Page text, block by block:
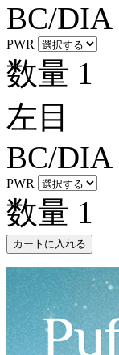
BC/DIA
PWR
数量 1
左目
BC/DIA
PWR
数量 1
カートに入れる